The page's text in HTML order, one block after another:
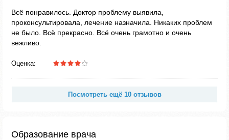
Всё понравилось. Доктор проблему выявила,
проконсультировала, лечение назначила. Никаких проблем
не было. Всё прекрасно. Всё очень грамотно и очень
вежливо.
Оценка:
Посмотреть ещё 10 отзывов
Образование врача